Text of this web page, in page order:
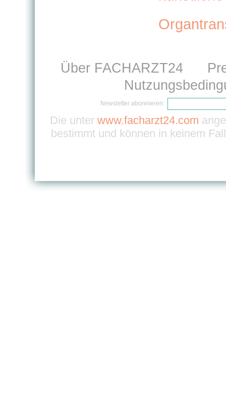
Über FACHARZT24
Newsletter abonnieren:
Die unterwww.facharzt24.com
bestimmt und können in keinem